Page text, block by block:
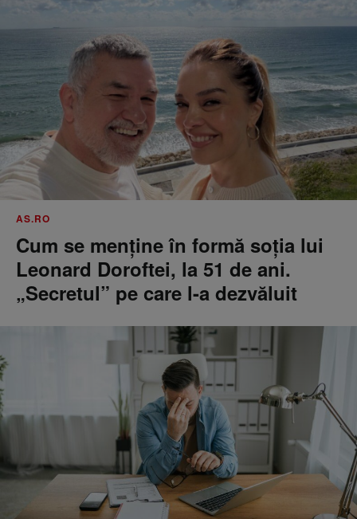
AS.RO
Cum se menţine în formă soţia lui
Leonard Doroftei, la 51 de ani.
„Secretul” pe care l-a dezvăluit